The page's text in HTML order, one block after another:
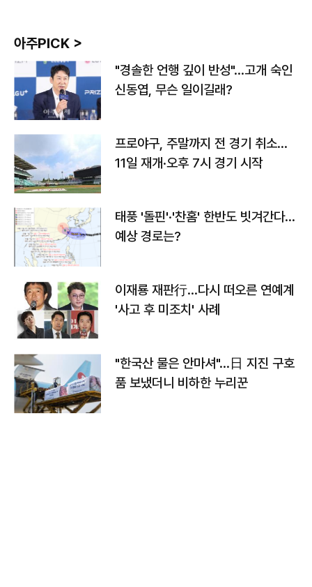
아주PICK >
"경솔한 언행 깊이 반성"…고개 숙인
신동엽, 무슨 일이길래?
프로야구, 주말까지 전 경기 취소…
11일 재개·오후 7시 경기 시작
태풍 '돌핀'·'찬홈' 한반도 빗겨간다…
예상 경로는?
이재룡 재판行…다시 떠오른 연예계
'사고 후 미조치' 사례
"한국산 물은 안마셔"…日 지진 구호
품 보냈더니 비하한 누리꾼